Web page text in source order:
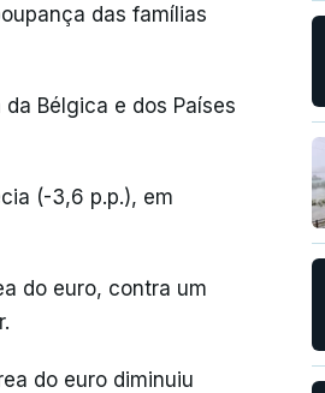
das famílias
Bélgica e dos Países
(-3,6 p.p.), em
do euro, contra um
do euro diminuiu